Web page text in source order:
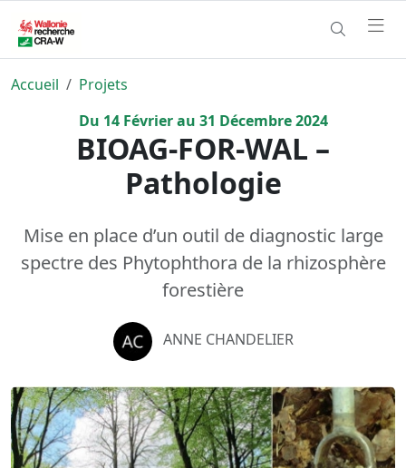
Accueil
Projets
Du 14Février au 31 Décembre2024
BIOAG-FOR-WAL –
Pathologie
Mise en place d’un outil de diagnostic large
spectre des Phytophthora de la rhizosphère
forestière
ANNE CHANDELIER